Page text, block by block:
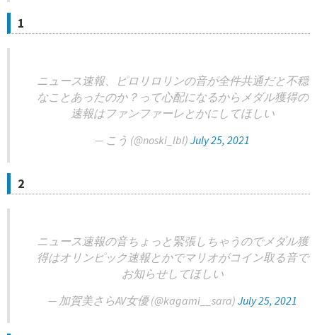
1
ニュース速報、ピロリロリンの音が全件共通だと不穏
なことあったのか？って心配になるからメダル獲得の
速報はファンファーレとかにしてほしい
— こう (@noski_lbl) July 25, 2021
2
ニュース速報の音ちょっと緊張しちゃうのでメダル獲
得はオリンピック速報とかでマリオがコイン取る音で
お知らせしてほしい
— 加賀美さらAV女優 (@kagami__sara) July 25, 2021